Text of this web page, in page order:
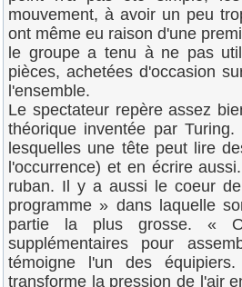
mouvement, à avoir un peu
ont même eu raison d'une
le groupe a tenu à ne pas
pièces, achetées d'occasion
l'ensemble.
Le spectateur repère assez
théorique inventée par
lesquelles une tête peut lire
l'occurrence) et en écrire
ruban. Il y a aussi le coeur
programme » dans laquelle
partie la plus grosse. «
supplémentaires pour
témoigne l'un des
transforme la pression de l'air